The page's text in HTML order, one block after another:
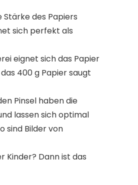
Stärke des Papiers
sich perfekt als
eignet sich das Papier
400 g Papier saugt
Pinsel haben die
lassen sich optimal
sind Bilder von
Kinder? Dann ist das